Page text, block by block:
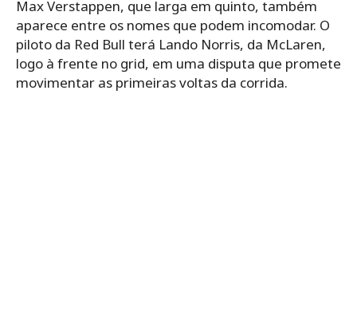
Max Verstappen, que larga em quinto, também
aparece entre os nomes que podem incomodar. O
piloto da Red Bull terá Lando Norris, da McLaren,
logo à frente no grid, em uma disputa que promete
movimentar as primeiras voltas da corrida.